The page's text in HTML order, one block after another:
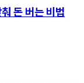
돈 버는 비법